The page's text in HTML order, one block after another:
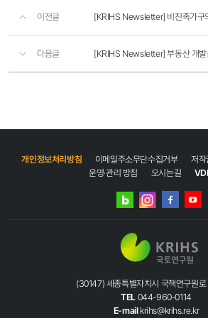
이전글
다음글
개인정보처리방침 이메일주소무단수집거부 저작
운영·관리 방침
오시는길
네이버
인스타그램
(30147) 세종특별자치시 국책연구원로
TEL 044-960-0114
E-mail krihs@krihs.re.kr